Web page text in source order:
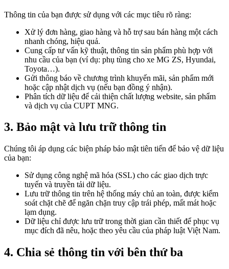
Thông tin của bạn được sử dụng với các mục tiêu rõ ràng:
Xử lý đơn hàng, giao hàng và hỗ trợ sau bán hàng một cách
nhanh chóng, hiệu quả.
Cung cấp tư vấn kỹ thuật, thông tin sản phẩm phù hợp với
nhu cầu của bạn (ví dụ: phụ tùng cho xe MG ZS, Hyundai,
Toyota…).
Gửi thông báo về chương trình khuyến mãi, sản phẩm mới
hoặc cập nhật dịch vụ (nếu bạn đồng ý nhận).
Phân tích dữ liệu để cải thiện chất lượng website, sản phẩm
và dịch vụ của CUPT MNG.
3. Bảo mật và lưu trữ thông tin
Chúng tôi áp dụng các biện pháp bảo mật tiên tiến để bảo vệ dữ liệu
của bạn:
Sử dụng công nghệ mã hóa (SSL) cho các giao dịch trực
tuyến và truyền tải dữ liệu.
Lưu trữ thông tin trên hệ thống máy chủ an toàn, được kiểm
soát chặt chẽ để ngăn chặn truy cập trái phép, mất mát hoặc
lạm dụng.
Dữ liệu chỉ được lưu trữ trong thời gian cần thiết để phục vụ
mục đích đã nêu, hoặc theo yêu cầu của pháp luật Việt Nam.
4. Chia sẻ thông tin với bên thứ ba